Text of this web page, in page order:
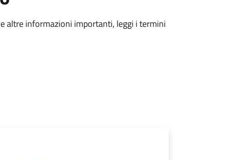
altre informazioni importanti, leggi i termini